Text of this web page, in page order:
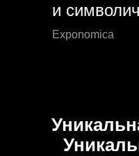
и
Exponomica